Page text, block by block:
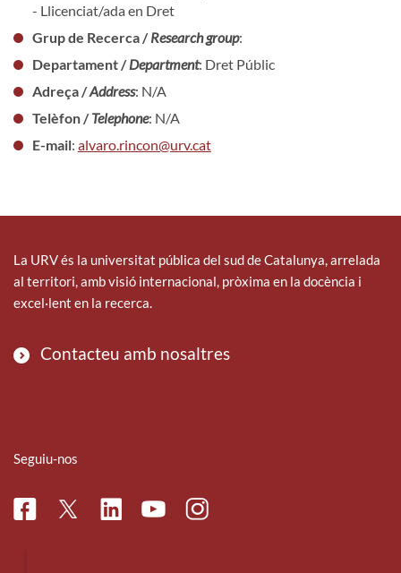
- Llicenciat/ada en Dret
Grup de Recerca /Research group:
Departament /Department: Dret Públic
Adreça /Address: N/A
Telèfon /Telephone: N/A
E-mail: alvaro.rincon@urv.cat
La URV és la universitat pública del sud de Catalunya, arrelada
al territori, amb visió internacional, pròxima en la docència i
excel·lent en la recerca.
Contacteu amb nosaltres
Seguiu-nos
FacebookTwitterLinkedinYoutubeInstagram